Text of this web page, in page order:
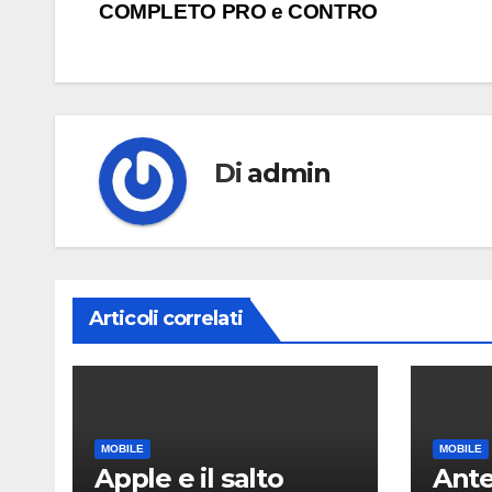
COMPLETO PRO e CONTRO
Di admin
Articoli correlati
MOBILE
Apple e il salto
MOBILE